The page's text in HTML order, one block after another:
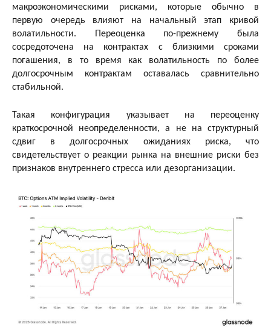
макроэкономическими рисками, которые обычно в
первую очередь влияют на начальный этап кривой
волатильности. Переоценка по-прежнему была
сосредоточена на контрактах с близкими сроками
погашения, в то время как волатильность по более
долгосрочным контрактам оставалась сравнительно
стабильной.
Такая конфигурация указывает на переоценку
краткосрочной неопределенности, а не на структурный
сдвиг в долгосрочных ожиданиях риска, что
свидетельствует о реакции рынка на внешние риски без
признаков внутреннего стресса или дезорганизации.